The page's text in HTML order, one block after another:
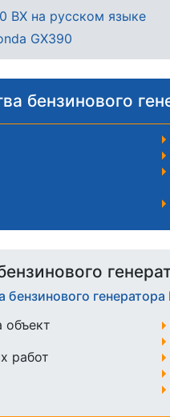
ВX на русском языке
GX390
бензинового
бензинового
объект
работ